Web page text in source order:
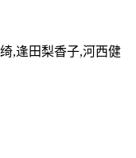
,逢田梨香子,河西健